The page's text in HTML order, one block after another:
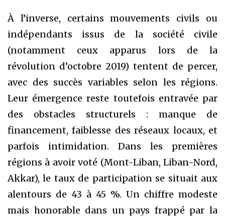
À l’inverse, certains mouvements civils ou
indépendants issus de la société civile
(notamment ceux apparus lors de la
révolution d’octobre 2019) tentent de percer,
avec des succès variables selon les régions.
Leur émergence reste toutefois entravée par
des obstacles structurels : manque de
financement, faiblesse des réseaux locaux, et
parfois intimidation. Dans les premières
régions à avoir voté (Mont-Liban, Liban-Nord,
Akkar), le taux de participation se situait aux
alentours de 43 à 45 %. Un chiffre modeste
mais honorable dans un pays frappé par la